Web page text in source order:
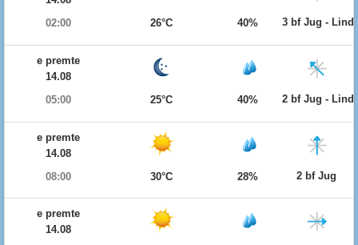
02:00
26°C 40% 3 bf Jug -
e premte
14.08
05:00
25°C 40% 2 bf Jug -
e premte
14.08
08:00
30°C 28% 2 bf Jug
e premte
14.08